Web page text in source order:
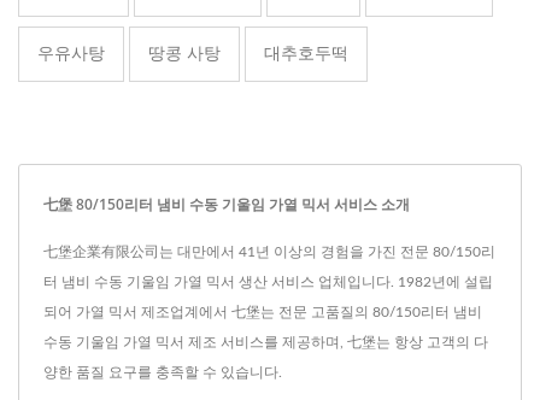
우유사탕 땅콩 사탕 대추호두떡
七堡 80/150리터 냄비 수동 기울임 가열 믹서 서비스 소개
七堡企業有限公司는 대만에서 41년 이상의 경험을 가진 전문 80/150리
터 냄비 수동 기울임 가열 믹서 생산 서비스 업체입니다. 1982년에 설립
되어 가열 믹서 제조업계에서 七堡는 전문 고품질의 80/150리터 냄비
수동 기울임 가열 믹서 제조 서비스를 제공하며, 七堡는 항상 고객의 다
양한 품질 요구를 충족할 수 있습니다.